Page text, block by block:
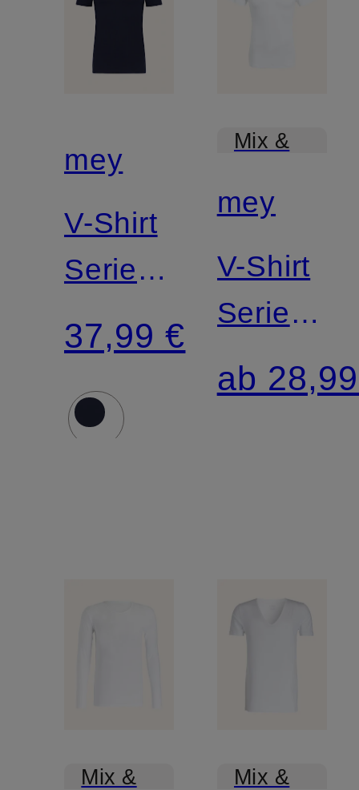
mey
V-Shirt
Serie
DRY
COTTON
37,99 €
Mix &
mey
V-Shirt
Serie
ab
Mix &
Mix &